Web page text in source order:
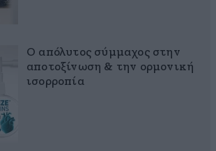
Ο απόλυτος σύμμαχος στην
αποτοξίνωση & την ορμονική
ισορροπία